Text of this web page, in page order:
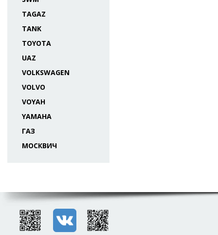
TAGAZ
TANK
TOYOTA
UAZ
VOLKSWAGEN
VOLVO
VOYAH
YAMAHA
ГАЗ
МОСКВИЧ